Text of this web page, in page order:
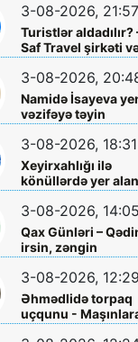
3-08-2026, 21:57
Turistlər aldadılır?
Saf Travel şirkəti
Nabran turu ilə
ciddi iddialar
araşdırılmalıdır
3-08-2026,
Namidə İsayeva
vəzifəyə təyin
olundu
3-08-2026, 18:31
Xeyirxahlığı ilə
könüllərdə yer alan
Heydər müəllimə
şəfa diləyirik
3-08-2026, 14:05
Qax Günləri –
irsin, zəngin
mədəniyyətin və
müasir inkişafın
bayramı
3-08-2026, 12:29
Əhmədlidə torpaq
uçqunu -
zərər dəydi